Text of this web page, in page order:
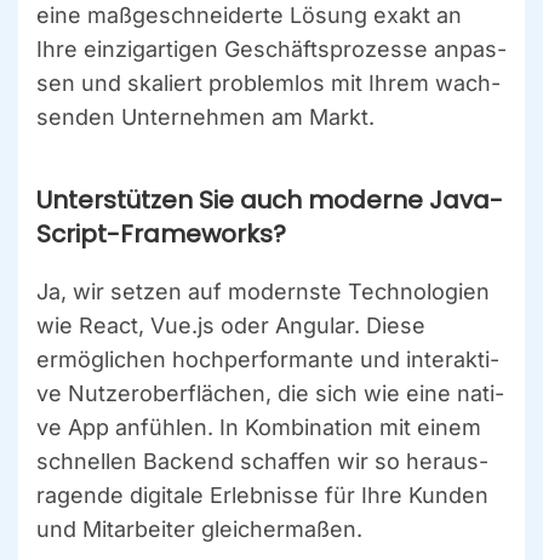
eine maß­ge­schnei­der­te Lösung exakt an
Ihre ein­zig­ar­ti­gen Geschäfts­pro­zes­se anpas­
sen und ska­liert pro­blem­los mit Ihrem wach­
sen­den Unter­neh­men am Markt.
Unter­stüt­zen Sie auch moder­ne Java­
Script-Frame­works?
Ja, wir set­zen auf moderns­te Tech­no­lo­gien
wie React, Vue.js oder Angu­lar. Die­se
ermög­li­chen hoch­per­for­man­te und inter­ak­ti­
ve Nut­zer­ober­flä­chen, die sich wie eine nati­
ve App anfüh­len. In Kom­bi­na­ti­on mit einem
schnel­len Backend schaf­fen wir so her­aus­
ra­gen­de digi­ta­le Erleb­nis­se für Ihre Kun­den
und Mit­ar­bei­ter glei­cher­ma­ßen.